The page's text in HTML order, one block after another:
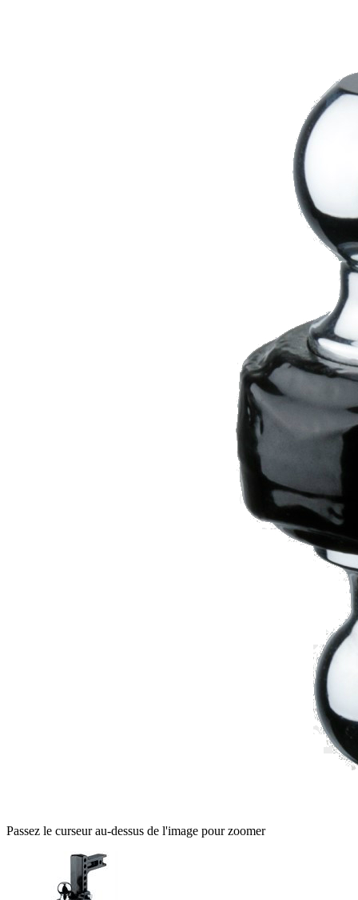
Passez le curseur au-dessus de l'image pour zoomer